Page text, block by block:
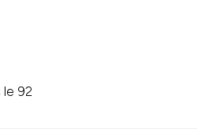
le 92